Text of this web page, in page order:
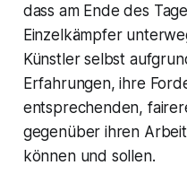
dass am Ende des
Einzelkämpfer
Künstler selbst
Erfahrungen, ihre
entsprechenden,
gegenüber ihren
können und sollen.